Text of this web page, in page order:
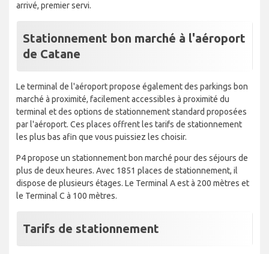
arrivé, premier servi.
Stationnement bon marché à l'aéroport
de Catane
Le terminal de l'aéroport propose également des parkings bon
marché à proximité, facilement accessibles à proximité du
terminal et des options de stationnement standard proposées
par l'aéroport. Ces places offrent les tarifs de stationnement
les plus bas afin que vous puissiez les choisir.
P4 propose un stationnement bon marché pour des séjours de
plus de deux heures. Avec 1851 places de stationnement, il
dispose de plusieurs étages. Le Terminal A est à 200 mètres et
le Terminal C à 100 mètres.
Tarifs de stationnement